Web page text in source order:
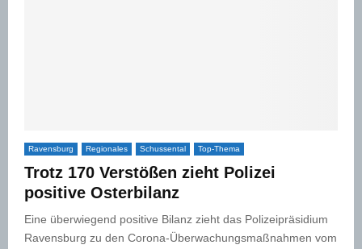
Ravensburg Regionales Schussental Top-Thema
Trotz 170 Verstößen zieht Polizei
positive Osterbilanz
Eine überwiegend positive Bilanz zieht das Polizeipräsidium
Ravensburg zu den Corona-Überwachungsmaßnahmen vom